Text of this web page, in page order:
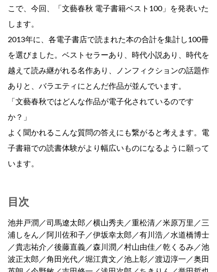
こで、今回、「文藝春秋 電子書籍ベスト100」を発表いた
します。
2013年に、各電子書店で読まれた本の合計を集計し100冊
を選びました。ベストセラーあり、時代小説あり、時代を
越えて読み継がれる名作あり、ノンフィクションの話題作
ありと、バラエティにとんだ作品が並んでいます。
「文藝春秋ではどんな作品が電子化されているのです
か？」
よく聞かれるこんな質問の答えにも繋がると考えます。電
子書籍での読書体験がより幅広いものになるように願って
います。
目次
池井戸潤／司馬遼太郎／横山秀夫／重松清／米原万里／三
浦しをん／阿川佐和子／伊坂幸太郎／有川浩／水道橋博士
／貴志祐介／後藤直義／森川潤／村山由佳／乾くるみ／池
波正太郎／角田光代／堀江貴文／池上彰／渡辺淳一／奥田